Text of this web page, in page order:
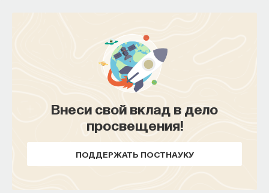
Внеси свой вклад в дело
просвещения!
ПОДДЕРЖАТЬ ПОСТНАУКУ